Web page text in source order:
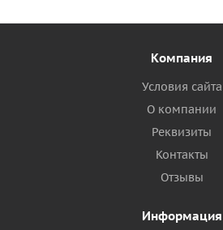
Компания
Условия сайта
О компании
Реквизиты
Контакты
Отзывы
Информация